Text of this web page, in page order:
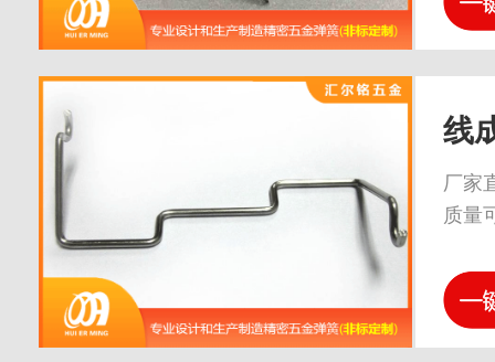
线
厂家
质量